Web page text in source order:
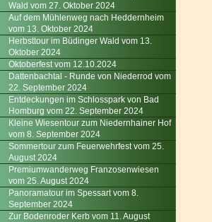
Wald vom 27. Oktober 2024
Auf dem Mühlenweg nach Heddernheim
vom 13. Oktober 2024
Herbsttour im Büdinger Wald vom 13.
Oktober 2024
Oktoberfest vom 12.10.2024
Dattenbachtal - Runde von Niederrod vom
22. September 2024
Entdeckungen im Schlosspark von Bad
Homburg vom 22. September 2024
Kleine Wiesentour zum Niedernhainer Hof
vom 8. September 2024
Sommertour zum Feuerwehrfest vom 25.
August 2024
Premiumwanderweg Franzosenwiesen
vom 25. August 2024
Panoramatour im Spessart vom 8.
September 2024
Zur Bodenroder Kerb vom 11. August